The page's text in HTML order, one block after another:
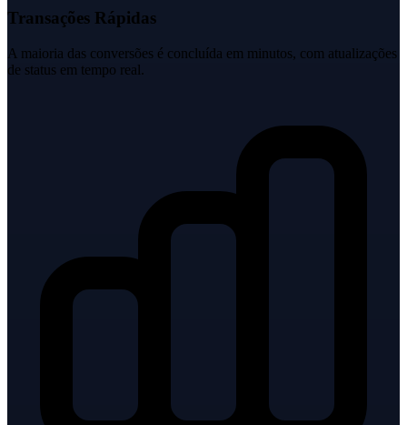
Transações Rápidas
A maioria das conversões é concluída em minutos, com atualizações
de status em tempo real.